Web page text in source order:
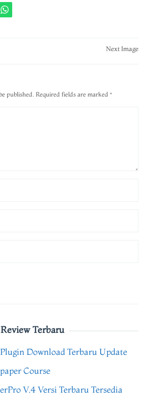
Next Image
published. Required fields are marked *
Review Terbaru
Download Terbaru Update
Course
V.4 Versi Terbaru Tersedia